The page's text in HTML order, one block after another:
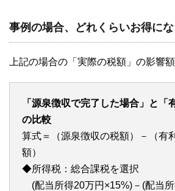
事例の場合、どれくらいお得にな
上記の場合の「実際の税額」の影響
「源泉徴収で完了した場合」と「
の比較
算式＝（源泉徴収の税額）－（有
額）
◆所得税：総合課税を選択
(配当所得20万円×15%)－(配当所